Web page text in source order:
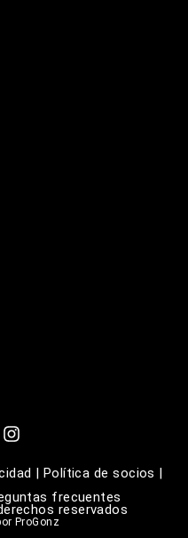
| Política de socios |
frecuentes
reservados
ProGonz